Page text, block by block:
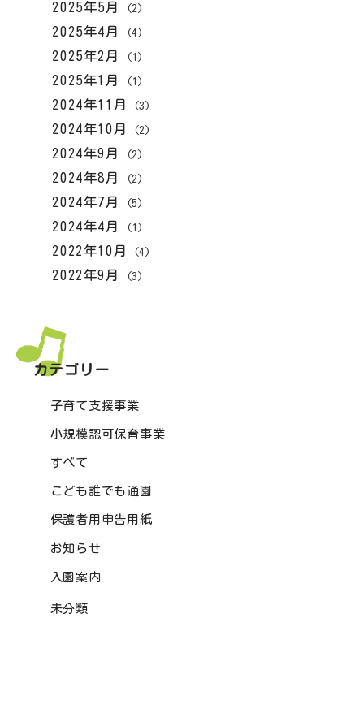
2025年5月 (2)
2025年4月 (4)
2025年2月 (1)
2025年1月 (1)
2024年11月 (3)
2024年10月 (2)
2024年9月 (2)
2024年8月 (2)
2024年7月 (5)
2024年4月 (1)
2022年10月 (4)
2022年9月 (3)
カテゴリー
子育て支援事業
小規模認可保育事業
すべて
こども誰でも通園
保護者用申告用紙
お知らせ
入園案内
未分類